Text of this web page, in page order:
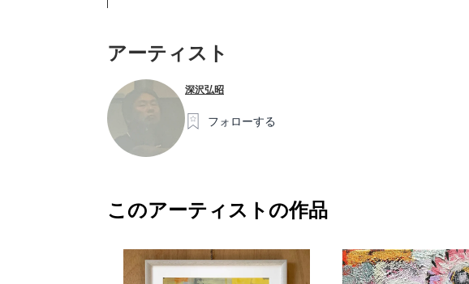
アーティスト
深沢弘昭
フォローする
このアーティストの作品